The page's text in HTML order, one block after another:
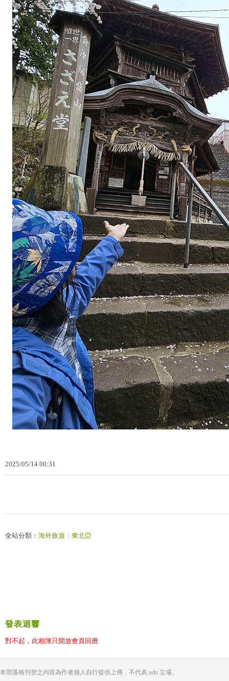
2025/05/14 00:31
全站分類： 海外旅遊 東北亞
發表迴響
對不起，此相簿只開放會員回應
本部落格刊登之內容為作者個人自行提供上傳，不代表 udn 立場。